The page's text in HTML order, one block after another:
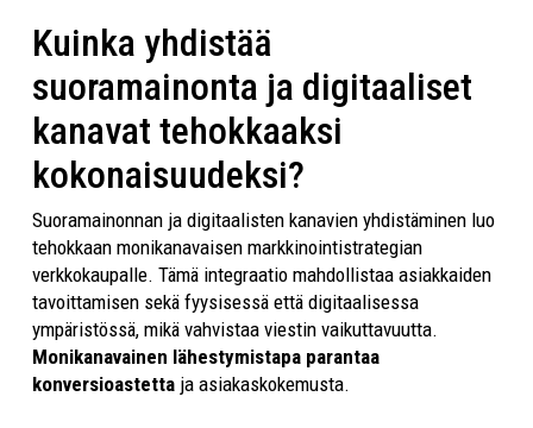
Kuinka yhdistää
suoramainonta ja digitaaliset
kanavat tehokkaaksi
kokonaisuudeksi?
Suoramainonnan ja digitaalisten kanavien yhdistäminen luo
tehokkaan monikanavaisen markkinointistrategian
verkkokaupalle. Tämä integraatio mahdollistaa asiakkaiden
tavoittamisen sekä fyysisessä että digitaalisessa
ympäristössä, mikä vahvistaa viestin vaikuttavuutta.
Monikanavainen lähestymistapa parantaa
konversioastettaja asiakaskokemusta.